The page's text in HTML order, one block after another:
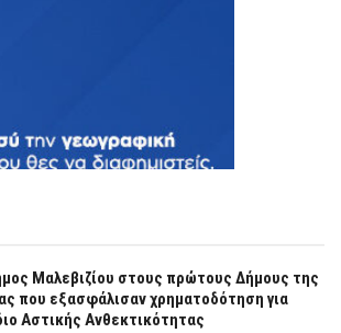
Μαλεβιζίου στους πρώτους Δήμους της
που εξασφάλισαν χρηματοδότηση για
Αστικής Ανθεκτικότητας